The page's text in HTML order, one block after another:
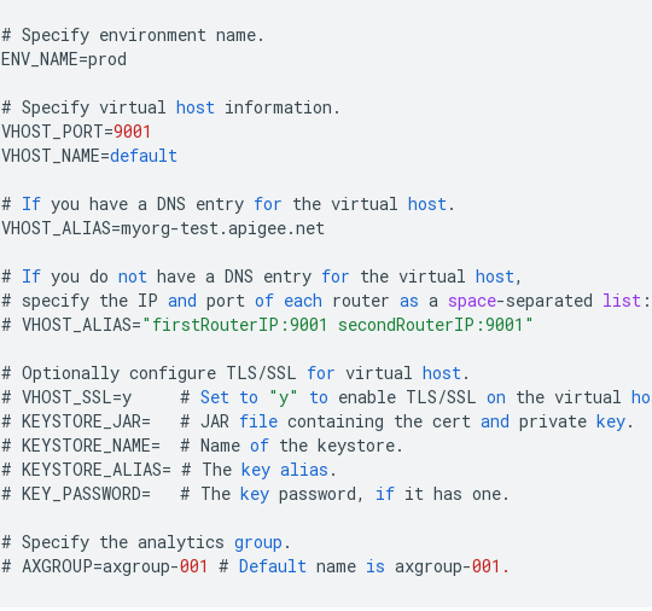
# Specify environment name.
ENV_NAME=prod
# Specify virtual host information .
VHOST_PORT=9001
VHOST_NAME=default
# If you have a DNS entry for the virtual host.
VHOST_ALIAS=myorg-test.apigee.net
# If you do not have a DNS entry for the virtual host,
# specify the IP and port of each router as a space-separated list :
# VHOST_ALIAS="firstRouterIP:9001 secondRouterIP:9001"
# Optionally configure TLS/SSL for virtual host.
# VHOST_SSL=y # Set to "y" to enable TLS/SSL on the virtual
# KEYSTORE_JAR= # JAR file containing the cert and private key.
# KEYSTORE_NAME= # Name of the keystore.
# KEYSTORE_ALIAS= # The key alias .
# KEY_PASSWORD= # The key password, if it has one.
# Specify the analytics group .
# AXGROUP=axgroup-001 # Default name is axgroup-001.